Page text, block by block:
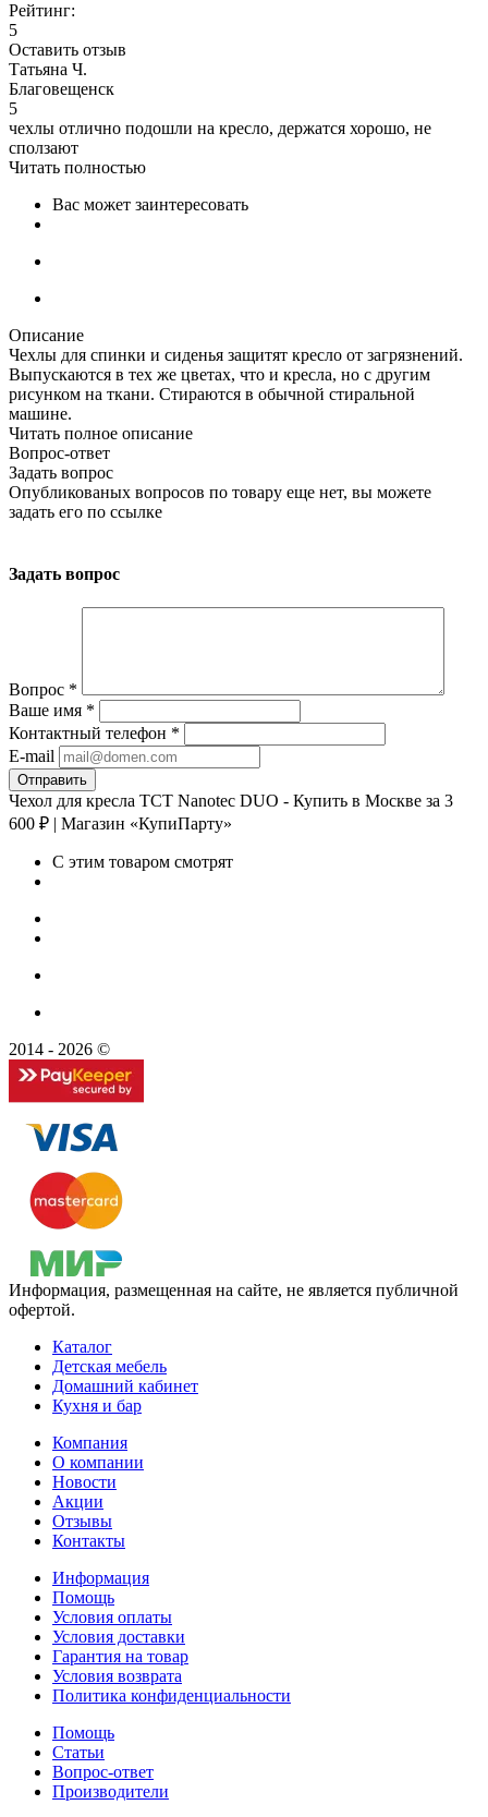
Рейтинг:
5
Оставить отзыв
Татьяна Ч.
Благовещенск
5
чехлы отлично подошли на кресло, держатся хорошо, не
сползают
Читать полностью
Вас может заинтересовать
Описание
Чехлы для спинки и сиденья защитят кресло от загрязнений.
Выпускаются в тех же цветах, что и кресла, но с другим
рисунком на ткани. Стираются в обычной стиральной
машине.
Читать полное описание
Вопрос-ответ
Задать вопрос
Опубликованых вопросов по товару еще нет, вы можете
задать его по ссылке
Задать вопрос
Вопрос *
Ваше имя *
Контактный телефон *
E-mail
Чехол для кресла TCT Nanotec DUO - Купить в Москве за 3
600 ₽ | Магазин «КупиПарту»
С этим товаром смотрят
2014 - 2026 ©
Информация, размещенная на сайте, не является публичной
офертой.
Каталог
Детская мебель
Домашний кабинет
Кухня и бар
Компания
О компании
Новости
Акции
Отзывы
Контакты
Информация
Помощь
Условия оплаты
Условия доставки
Гарантия на товар
Условия возврата
Политика конфиденциальности
Помощь
Статьи
Вопрос-ответ
Производители